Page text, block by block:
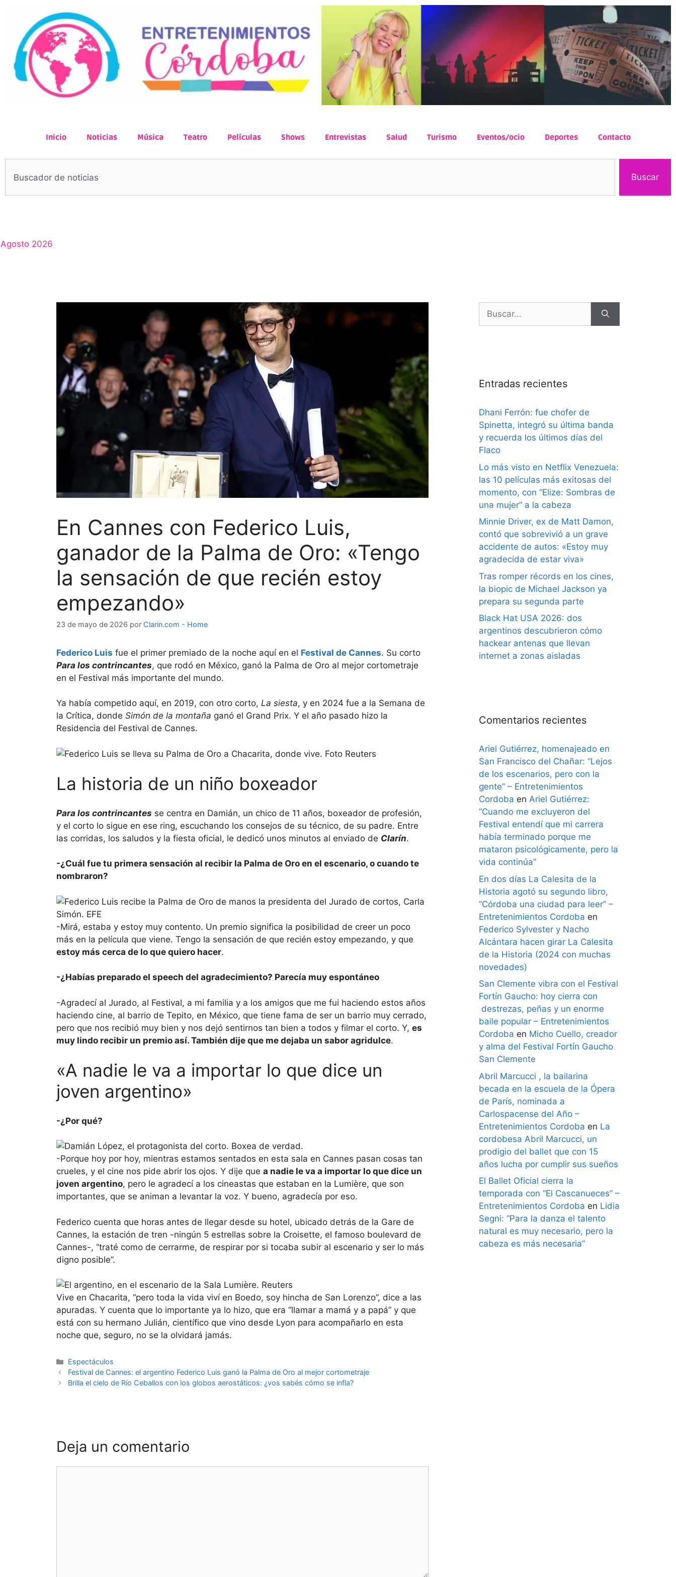
Inicio Noticias Música Teatro Películas Shows Entrevistas Salud Turismo Eventos/ocio Deportes Contacto
Buscar
Agosto 2026
En Cannes con Federico Luis,
ganador de la Palma de Oro: «Tengo
la sensación de que recién estoy
empezando»
23 de mayo de 2026 por Clarin.com - Home
Federico Luis fue el primer premiado de la noche aquí en el Festival de Cannes. Su corto
Para los contrincantes, que rodó en México, ganó la Palma de Oro al mejor cortometraje
en el Festival más importante del mundo.
Ya había competido aquí, en 2019, con otro corto, La siesta, y en 2024 fue a la Semana de
la Crítica, donde Simón de la montaña ganó el Grand Prix. Y el año pasado hizo la
Residencia del Festival de Cannes.
La historia de un niño boxeador
Para los contrincantes se centra en Damián, un chico de 11 años, boxeador de profesión,
y el corto lo sigue en ese ring, escuchando los consejos de su técnico, de su padre. Entre
las corridas, los saludos y la fiesta oficial, le dedicó unos minutos al enviado de Clarín.
-¿Cuál fue tu primera sensación al recibir la Palma de Oro en el escenario, o cuando te
nombraron?
-Mirá, estaba y estoy muy contento. Un premio significa la posibilidad de creer un poco
más en la película que viene. Tengo la sensación de que recién estoy empezando, y que
estoy más cerca de lo que quiero hacer.
-¿Habías preparado el speech del agradecimiento? Parecía muy espontáneo
-Agradecí al Jurado, al Festival, a mi familia y a los amigos que me fui haciendo estos años
haciendo cine, al barrio de Tepito, en México, que tiene fama de ser un barrio muy cerrado,
pero que nos recibió muy bien y nos dejó sentirnos tan bien a todos y filmar el corto. Y, es
muy lindo recibir un premio así. También dije que me dejaba un sabor agridulce.
«A nadie le va a importar lo que dice un
joven argentino»
-¿Por qué?
-Porque hoy por hoy, mientras estamos sentados en esta sala en Cannes pasan cosas tan
crueles, y el cine nos pide abrir los ojos. Y dije que a nadie le va a importar lo que dice un
joven argentino, pero le agradecí a los cineastas que estaban en la Lumière, que son
importantes, que se animan a levantar la voz. Y bueno, agradecía por eso.
Federico cuenta que horas antes de llegar desde su hotel, ubicado detrás de la Gare de
Cannes, la estación de tren -ningún 5 estrellas sobre la Croisette, el famoso boulevard de
Cannes-, “traté como de cerrarme, de respirar por si tocaba subir al escenario y ser lo más
digno posible”.
Vive en Chacarita, “pero toda la vida viví en Boedo, soy hincha de San Lorenzo”, dice a las
apuradas. Y cuenta que lo importante ya lo hizo, que era “llamar a mamá y a papá” y que
está con su hermano Julián, científico que vino desde Lyon para acompañarlo en esta
noche que, seguro, no se la olvidará jamás.
Espectáculos
Festival de Cannes: el argentino Federico Luis ganó la Palma de Oro al mejor cortometraje
Brilla el cielo de Río Ceballos con los globos aerostáticos: ¿vos sabés cómo se infla?
Deja un comentario
Entradas recientes
Dhani Ferrón: fue chofer de
Spinetta, integró su última banda
y recuerda los últimos días del
Flaco
Lo más visto en Netflix Venezuela:
las 10 películas más exitosas del
momento, con “Elize: Sombras de
una mujer” a la cabeza
Minnie Driver, ex de Matt Damon,
contó que sobrevivió a un grave
accidente de autos: «Estoy muy
agradecida de estar viva»
Tras romper récords en los cines,
la biopic de Michael Jackson ya
prepara su segunda parte
Black Hat USA 2026: dos
argentinos descubrieron cómo
hackear antenas que llevan
internet a zonas aisladas
Comentarios recientes
Ariel Gutiérrez, homenajeado en
San Francisco del Chañar: “Lejos
de los escenarios, pero con la
gente” – Entretenimientos
Cordoba en Ariel Gutiérrez:
“Cuando me excluyeron del
Festival entendí que mi carrera
había terminado porque me
mataron psicológicamente, pero la
vida continúa”
En dos días La Calesita de la
Historia agotó su segundo libro,
“Córdoba una ciudad para leer” –
Entretenimientos Cordoba en
Federico Sylvester y Nacho
Alcántara hacen girar La Calesita
de la Historia (2024 con muchas
novedades)
San Clemente vibra con el Festival
Fortín Gaucho: hoy cierra con
destrezas, peñas y un enorme
baile popular – Entretenimientos
Cordoba en Micho Cuello, creador
y alma del Festival Fortín Gaucho
San Clemente
Abril Marcucci , la bailarina
becada en la escuela de la Ópera
de París, nominada a
Carlospacense del Año –
Entretenimientos Cordoba en La
cordobesa Abril Marcucci, un
prodigio del ballet que con 15
años lucha por cumplir sus sueños
El Ballet Oficial cierra la
temporada con “El Cascanueces” –
Entretenimientos Cordoba en Lidia
Segni: “Para la danza el talento
natural es muy necesario, pero la
cabeza es más necesaria”